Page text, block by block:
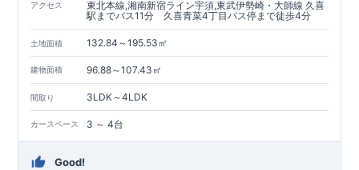
アクセス
東北本線,湘南新宿ライン宇須,東武伊勢崎・大師線 久喜
駅までバス11分 久喜青菜4丁目バス停まで徒歩4分
土地面積 132.84～195.53㎡
建物面積 96.88～107.43㎡
間取り 3LDK～4LDK
カースペース 3 ～ 4台
Good!